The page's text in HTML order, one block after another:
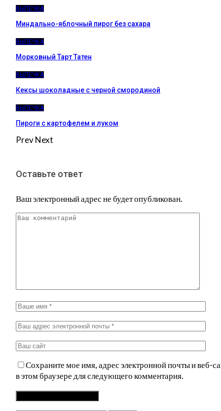
ВЫПЕЧКА
Миндально-яблочный пирог без сахара
ВЫПЕЧКА
Морковный Тарт Татен
ВЫПЕЧКА
Кексы шоколадные с черной смородиной
ВЫПЕЧКА
Пироги c картофелем и луком
PrevNext
Оставьте ответ
Ваш электронный адрес не будет опубликован.
Сохраните мое имя, адрес электронной почты и веб-
в этом браузере для следующего комментария.